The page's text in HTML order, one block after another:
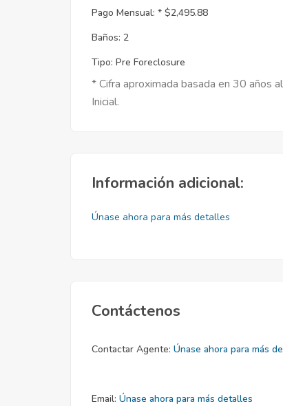
Pago Mensual: * $2,495.88
Baños: 2
Tipo: Pre Foreclosure
* Cifra aproximada basada en 30
Inicial.
Información adicional:
Únase ahora para más detalles
Contáctenos
Contactar Agente: Únase ahora para más
Email: Únase ahora para más detalles